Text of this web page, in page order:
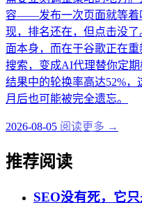
容——发布一次页面就等
现，排名还在，但点击没
面本身，而在于谷歌正在
搜索，变成AI代理替你定
结果中的轮换率高达52%
月后也可能被完全遗忘。
2026-08-05 阅读更多 →
推荐阅读
SEO没有死，它